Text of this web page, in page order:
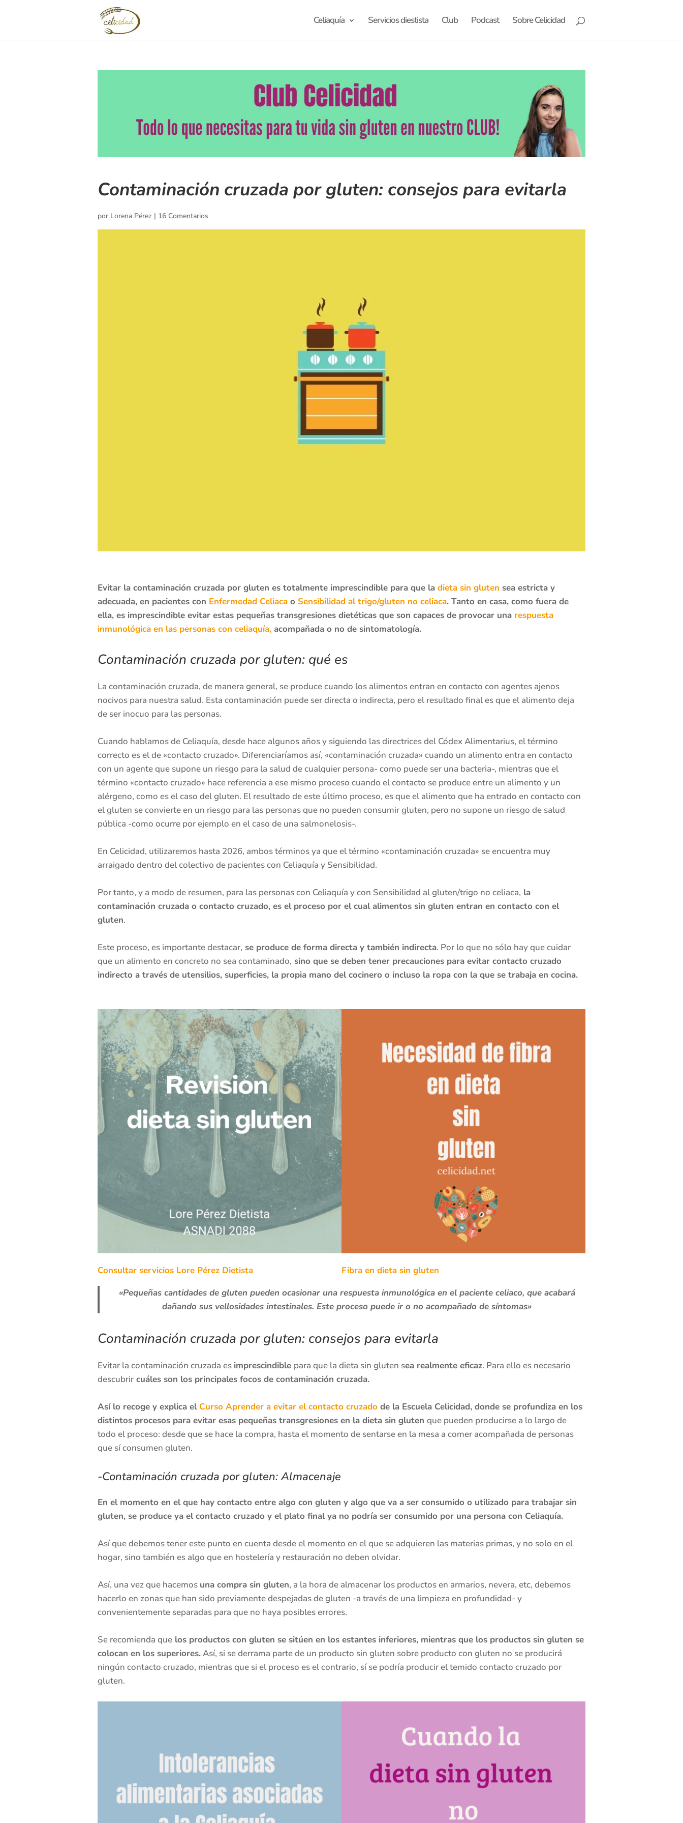
Celiaquía Servicios diestista Club Podcast Sobre Celicidad
Contaminación cruzada por gluten: consejos para evitarla
por Lorena Pérez | 16 Comentarios
Evitar la contaminación cruzada por gluten es totalmente imprescindible para que la dieta sin gluten sea estricta y
adecuada, en pacientes con Enfermedad Celiaca o Sensibilidad al trigo/gluten no celiaca. Tanto en casa, como fuera de
ella, es imprescindible evitar estas pequeñas transgresiones dietéticas que son capaces de provocar una respuesta
inmunológica en las personas con celiaquía, acompañada o no de sintomatología.
Contaminación cruzada por gluten: qué es
La contaminación cruzada, de manera general, se produce cuando los alimentos entran en contacto con agentes ajenos
nocivos para nuestra salud. Esta contaminación puede ser directa o indirecta, pero el resultado final es que el alimento deja
de ser inocuo para las personas.
Cuando hablamos de Celiaquía, desde hace algunos años y siguiendo las directrices del Códex Alimentarius, el término
correcto es el de «contacto cruzado». Diferenciaríamos así, «contaminación cruzada» cuando un alimento entra en contacto
con un agente que supone un riesgo para la salud de cualquier persona- como puede ser una bacteria-, mientras que el
término «contacto cruzado» hace referencia a ese mismo proceso cuando el contacto se produce entre un alimento y un
alérgeno, como es el caso del gluten. El resultado de este último proceso, es que el alimento que ha entrado en contacto con
el gluten se convierte en un riesgo para las personas que no pueden consumir gluten, pero no supone un riesgo de salud
pública -como ocurre por ejemplo en el caso de una salmonelosis-.
En Celicidad, utilizaremos hasta 2026, ambos términos ya que el término «contaminación cruzada» se encuentra muy
arraigado dentro del colectivo de pacientes con Celiaquía y Sensibilidad.
Por tanto, y a modo de resumen, para las personas con Celiaquía y con Sensibilidad al gluten/trigo no celiaca, la
contaminación cruzada o contacto cruzado, es el proceso por el cual alimentos sin gluten entran en contacto con el
gluten.
Este proceso, es importante destacar, se produce de forma directa y también indirecta. Por lo que no sólo hay que cuidar
que un alimento en concreto no sea contaminado, sino que se deben tener precauciones para evitar contacto cruzado
indirecto a través de utensilios, superficies, la propia mano del cocinero o incluso la ropa con la que se trabaja en cocina.
Consultar servicios Lore Pérez Dietista
Fibra en dieta sin gluten
«Pequeñas cantidades de gluten pueden ocasionar una respuesta inmunológica en el paciente celiaco, que acabará
dañando sus vellosidades intestinales. Este proceso puede ir o no acompañado de síntomas»
Contaminación cruzada por gluten: consejos para evitarla
Evitar la contaminación cruzada es imprescindible para que la dieta sin gluten sea realmente eficaz. Para ello es necesario
descubrir cuáles son los principales focos de contaminación cruzada.
Así lo recoge y explica elCurso Aprender a evitar el contacto cruzado de la Escuela Celicidad, donde se profundiza en los
distintos procesos para evitar esas pequeñas transgresiones en la dieta sin gluten que pueden producirse a lo largo de
todo el proceso: desde que se hace la compra, hasta el momento de sentarse en la mesa a comer acompañada de personas
que sí consumen gluten.
-Contaminación cruzada por gluten: Almacenaje
En el momento en el que hay contacto entre algo con gluten y algo que va a ser consumido o utilizado para trabajar sin
gluten, se produce ya el contacto cruzado y el plato final ya no podría ser consumido por una persona con Celiaquía.
Así que debemos tener este punto en cuenta desde el momento en el que se adquieren las materias primas, y no solo en el
hogar, sino también es algo que en hostelería y restauración no deben olvidar.
Así, una vez que hacemos una compra sin gluten, a la hora de almacenar los productos en armarios, nevera, etc, debemos
hacerlo en zonas que han sido previamente despejadas de gluten -a través de una limpieza en profundidad- y
convenientemente separadas para que no haya posibles errores.
Se recomienda que los productos con gluten se sitúen en los estantes inferiores, mientras que los productos sin gluten se
colocan en los superiores.Así, si se derrama parte de un producto sin gluten sobre producto con gluten no se producirá
ningún contacto cruzado, mientras que si el proceso es el contrario, sí se podría producir el temido contacto cruzado por
gluten.